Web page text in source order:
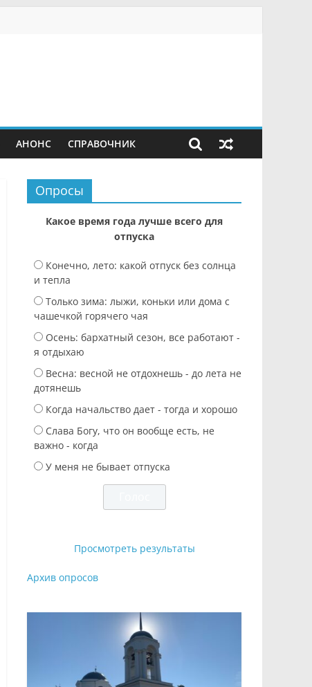
АНОНС СПРАВОЧНИК
Опросы
Какое время года лучше всего для
отпуска
Конечно, лето: какой отпуск без солнца
и тепла
Только зима: лыжи, коньки или дома с
чашечкой горячего чая
Осень: бархатный сезон, все работают -
я отдыхаю
Весна: весной не отдохнешь - до лета не
дотянешь
Когда начальство дает - тогда и хорошо
Слава Богу, что он вообще есть, не
важно - когда
У меня не бывает отпуска
Просмотреть результаты
Архив опросов